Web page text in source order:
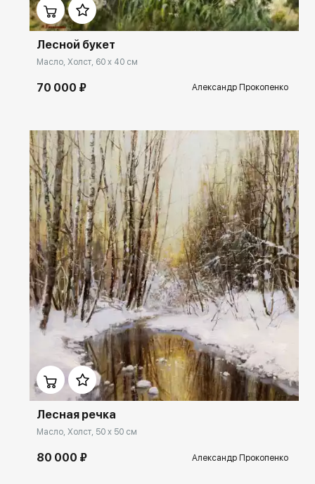
Лесной букет
Масло, Холст, 60 x 40 см
70 000 ₽ Александр Прокопенко
Домен: rakovgallery.ru
Лесная речка
Масло, Холст, 50 x 50 см
80 000 ₽ Александр Прокопенко